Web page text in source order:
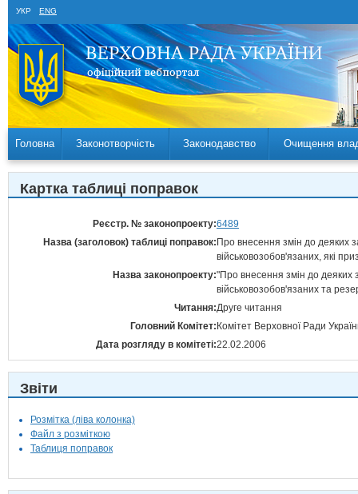
УКР ENG
Головна Законотворчість Законодавство Очищення
Картка таблиці поправок
Реєстр. № законопроекту:6489
Назва (заголовок) таблиці поправок: Про внесення змін до деяких
військовозобов'язаних, які
Назва законопроекту:"Про внесення змін до деяких
військовозобов'язаних та
Читання:Друге читання
Головний Комітет: Комітет Верховної Ради
Дата розгляду в комітеті:22.02.2006
Звіти
Розмітка (ліва колонка)
Файл з розміткою
Таблиця поправок